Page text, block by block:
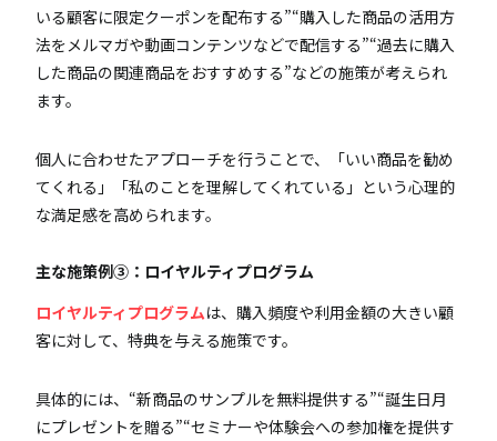
いる顧客に限定クーポンを配布する”“購入した商品の活用方
法をメルマガや動画コンテンツなどで配信する”“過去に購入
した商品の関連商品をおすすめする”などの施策が考えられ
ます。
個人に合わせたアプローチを行うことで、「いい商品を勧め
てくれる」「私のことを理解してくれている」という心理的
な満足感を高められます。
主な施策例③：ロイヤルティプログラム
ロイヤルティプログラムは、購入頻度や利用金額の大きい顧
客に対して、特典を与える施策です。
具体的には、“新商品のサンプルを無料提供する”“誕生日月
にプレゼントを贈る”“セミナーや体験会への参加権を提供す